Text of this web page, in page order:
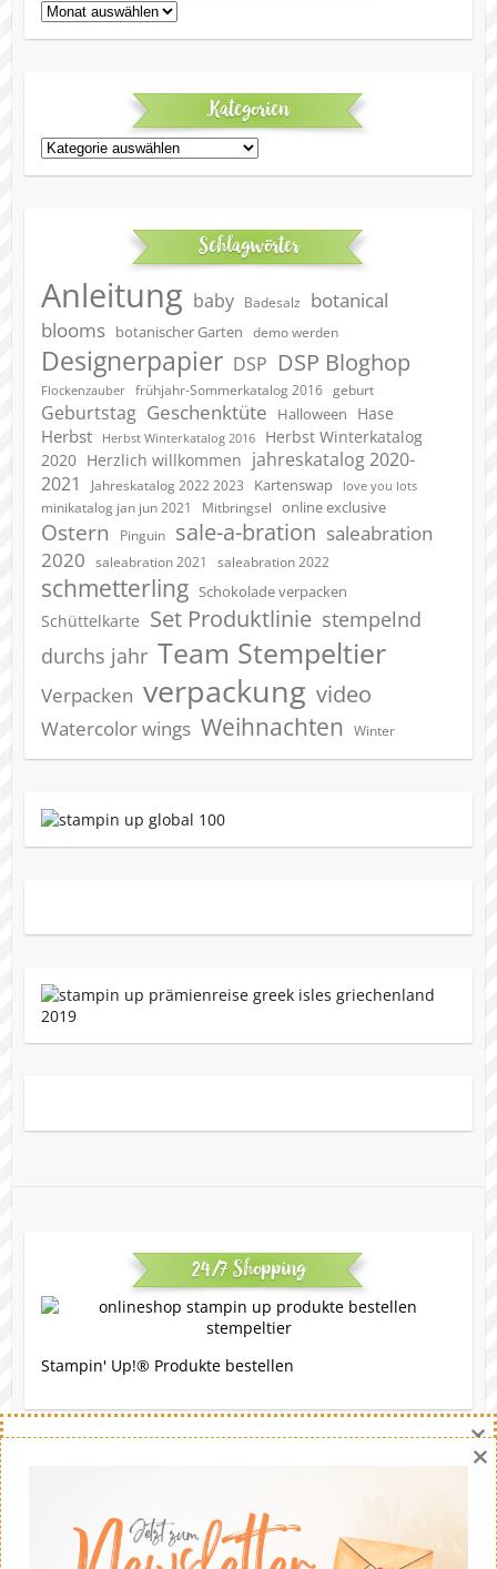
Archiv
Kategorien
Kategorien
Schlagwörter
Anleitung baby Badesalz
botanical
blooms botanischer Garten demo werden
Designerpapier DSP DSP Bloghop
Flockenzauber frühjahr-Sommerkatalog 2016 geburt
Geburtstag Geschenktüte Halloween Hase
Herbst Herbst Winterkatalog 2016
Herbst Winterkatalog
2020 Herzlich willkommen jahreskatalog 2020-
2021
Jahreskatalog 2022 2023 Kartenswap love you lots
minikatalog jan jun 2021 Mitbringsel online exclusive
Ostern Pinguin sale-a-bration saleabration
2020
saleabration 2021 saleabration 2022
schmetterling Schokolade verpacken
Schüttelkarte Set Produktlinie stempelnd
durchs jahr Team Stempeltier
Verpacken verpackung video
Watercolor wings Weihnachten Winter
24/7 Shopping
Stampin' Up!® Produkte bestellen
×
×